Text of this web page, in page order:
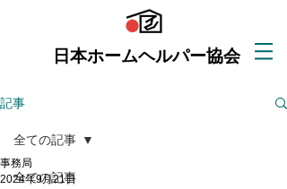
日本ホームヘルパー協会
記事
全ての記事
全ての記事
事務局
2024年9月21日